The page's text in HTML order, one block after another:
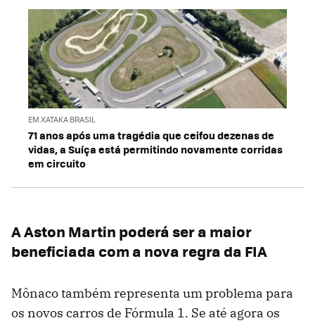
EM XATAKA BRASIL
71 anos após uma tragédia que ceifou dezenas de
vidas, a Suíça está permitindo novamente corridas
em circuito
A Aston Martin poderá ser a maior
beneficiada com a nova regra da FIA
Mônaco também representa um problema para
os novos carros de Fórmula 1. Se até agora os